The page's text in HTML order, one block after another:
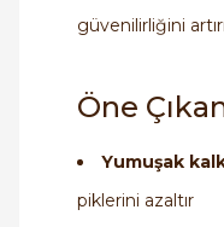
güvenilirliğini
Öne
Yumuşak
piklerini azaltır